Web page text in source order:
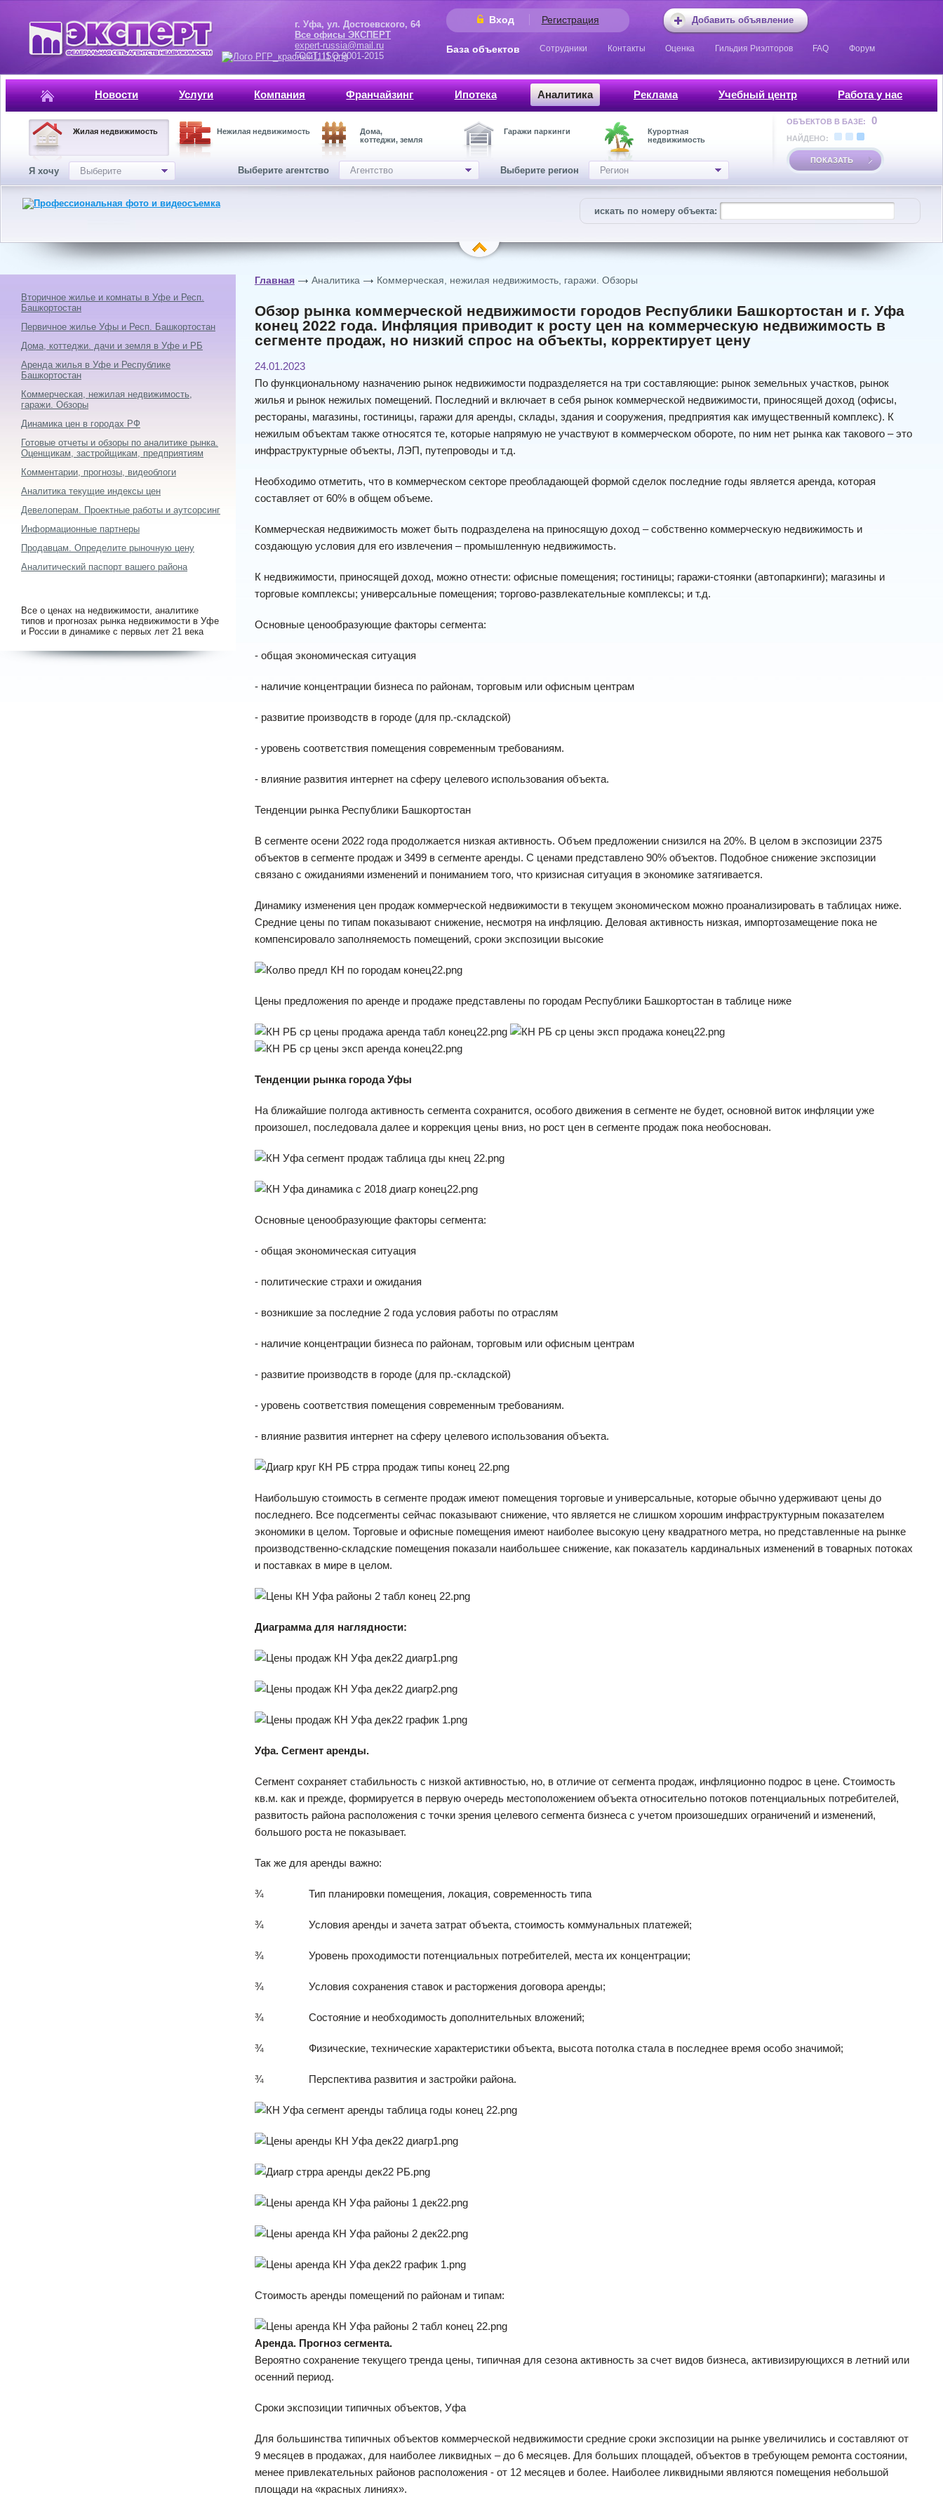
Добавить объявление
Вход Регистрация
г. Уфа, ул. Достоевского, 64
Все офисы ЭКСПЕРТ
expert-russia@mail.ru
ГОСТ, ISO 9001-2015
База объектов Сотрудники Контакты Оценка Гильдия Риэлторов FAQ Форум
Новости Услуги Компания Франчайзинг Ипотека Аналитика Реклама Учебный центр Работа у нас
Жилая недвижимость Нежилая недвижимость
Дома,
коттеджи, земля
Гаражи паркинги
Курортная
недвижимость
Я хочу Выберите Выберите агентство Агентство Выберите регион Регион
ОБЪЕКТОВ В БАЗЕ: 0
НАЙДЕНО:
ПОКАЗАТЬ
искать по номеру объекта:
Главная Аналитика Коммерческая, нежилая недвижимость, гаражи. Обзоры
Обзор рынка коммерческой недвижимости городов Республики Башкортостан и г. Уфа
конец 2022 года. Инфляция приводит к росту цен на коммерческую недвижимость в
сегменте продаж, но низкий спрос на объекты, корректирует цену
24.01.2023
По функциональному назначению рынок недвижимости подразделяется на три составляющие: рынок земельных участков, рынок
жилья и рынок нежилых помещений. Последний и включает в себя рынок коммерческой недвижимости, приносящей доход (офисы,
рестораны, магазины, гостиницы, гаражи для аренды, склады, здания и сооружения, предприятия как имущественный комплекс). К
нежилым объектам также относятся те, которые напрямую не участвуют в коммерческом обороте, по ним нет рынка как такового – это
инфраструктурные объекты, ЛЭП, путепроводы и т.д.
Необходимо отметить, что в коммерческом секторе преобладающей формой сделок последние годы является аренда, которая
составляет от 60% в общем объеме.
Коммерческая недвижимость может быть подразделена на приносящую доход – собственно коммерческую недвижимость и
создающую условия для его извлечения – промышленную недвижимость.
К недвижимости, приносящей доход, можно отнести: офисные помещения; гостиницы; гаражи-стоянки (автопаркинги); магазины и
торговые комплексы; универсальные помещения; торгово-развлекательные комплексы; и т.д.
Основные ценообразующие факторы сегмента:
- общая экономическая ситуация
- наличие концентрации бизнеса по районам, торговым или офисным центрам
- развитие производств в городе (для пр.-складской)
- уровень соответствия помещения современным требованиям.
- влияние развития интернет на сферу целевого использования объекта.
Тенденции рынка Республики Башкортостан
В сегменте осени 2022 года продолжается низкая активность. Объем предложении снизился на 20%. В целом в экспозиции 2375
объектов в сегменте продаж и 3499 в сегменте аренды. С ценами представлено 90% объектов. Подобное снижение экспозиции
связано с ожиданиями изменений и пониманием того, что кризисная ситуация в экономике затягивается.
Динамику изменения цен продаж коммерческой недвижимости в текущем экономическом можно проанализировать в таблицах ниже.
Средние цены по типам показывают снижение, несмотря на инфляцию. Деловая активность низкая, импортозамещение пока не
компенсировало заполняемость помещений, сроки экспозиции высокие
Цены предложения по аренде и продаже представлены по городам Республики Башкортостан в таблице ниже
Тенденции рынка города Уфы
На ближайшие полгода активность сегмента сохранится, особого движения в сегменте не будет, основной виток инфляции уже
произошел, последовала далее и коррекция цены вниз, но рост цен в сегменте продаж пока необоснован.
Основные ценообразующие факторы сегмента:
- общая экономическая ситуация
- политические страхи и ожидания
- возникшие за последние 2 года условия работы по отраслям
- наличие концентрации бизнеса по районам, торговым или офисным центрам
- развитие производств в городе (для пр.-складской)
- уровень соответствия помещения современным требованиям.
- влияние развития интернет на сферу целевого использования объекта.
Наибольшую стоимость в сегменте продаж имеют помещения торговые и универсальные, которые обычно удерживают цены до
последнего. Все подсегменты сейчас показывают снижение, что является не слишком хорошим инфраструктурным показателем
экономики в целом. Торговые и офисные помещения имеют наиболее высокую цену квадратного метра, но представленные на рынке
производственно-складские помещения показали наибольшее снижение, как показатель кардинальных изменений в товарных потоках
и поставках в мире в целом.
Диаграмма для наглядности:
Уфа. Сегмент аренды.
Сегмент сохраняет стабильность с низкой активностью, но, в отличие от сегмента продаж, инфляционно подрос в цене. Стоимость
кв.м. как и прежде, формируется в первую очередь местоположением объекта относительно потоков потенциальных потребителей,
развитость района расположения с точки зрения целевого сегмента бизнеса с учетом произошедших ограничений и изменений,
большого роста не показывает.
Так же для аренды важно:
¾ Тип планировки помещения, локация, современность типа
¾ Условия аренды и зачета затрат объекта, стоимость коммунальных платежей;
¾ Уровень проходимости потенциальных потребителей, места их концентрации;
¾ Условия сохранения ставок и расторжения договора аренды;
¾ Состояние и необходимость дополнительных вложений;
¾ Физические, технические характеристики объекта, высота потолка стала в последнее время особо значимой;
¾ Перспектива развития и застройки района.
Стоимость аренды помещений по районам и типам:
Аренда. Прогноз сегмента.
Вероятно сохранение текущего тренда цены, типичная для сезона активность за счет видов бизнеса, активизирующихся в летний или
осенний период.
Сроки экспозиции типичных объектов, Уфа
Для большинства типичных объектов коммерческой недвижимости средние сроки экспозиции на рынке увеличились и составляют от
9 месяцев в продажах, для наиболее ликвидных – до 6 месяцев. Для больших площадей, объектов в требующем ремонта состоянии,
менее привлекательных районов расположения - от 12 месяцев и более. Наиболее ликвидными являются помещения небольшой
площади на «красных линиях».
Вторичное жилье и комнаты в Уфе и Респ.
Башкортостан
Первичное жилье Уфы и Респ. Башкортостан
Дома, коттеджи. дачи и земля в Уфе и РБ
Аренда жилья в Уфе и Республике
Башкортостан
Коммерческая, нежилая недвижимость,
гаражи. Обзоры
Динамика цен в городах РФ
Готовые отчеты и обзоры по аналитике рынка.
Оценщикам, застройщикам, предприятиям
Комментарии, прогнозы, видеоблоги
Аналитика текущие индексы цен
Девелоперам. Проектные работы и аутсорсинг
Информационные партнеры
Продавцам. Определите рыночную цену
Аналитический паспорт вашего района
Все о ценах на недвижимости, аналитике
типов и прогнозах рынка недвижимости в Уфе
и России в динамике с первых лет 21 века